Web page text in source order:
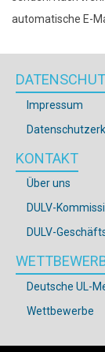
automatische E-
Impressum
KONTAKT
Über uns
DULV-
DULV-
Deutsche UL-
Wettbewerbe